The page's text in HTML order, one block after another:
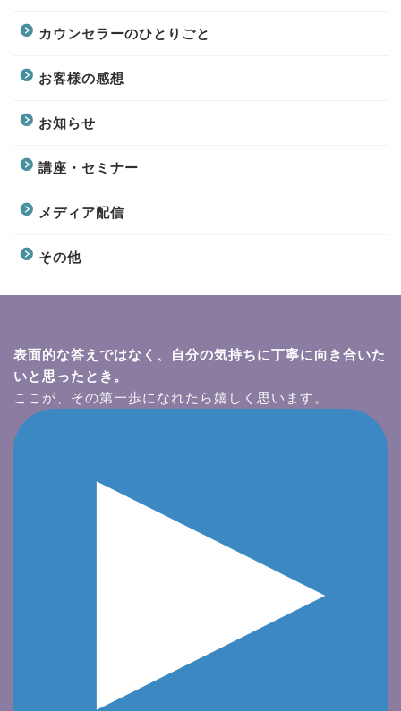
カウンセラーのひとりごと
お客様の感想
お知らせ
講座・セミナー
メディア配信
その他
表面的な答えではなく、自分の気持ちに丁寧に向き合いた
いと思ったとき。
ここが、その第一歩になれたら嬉しく思います。